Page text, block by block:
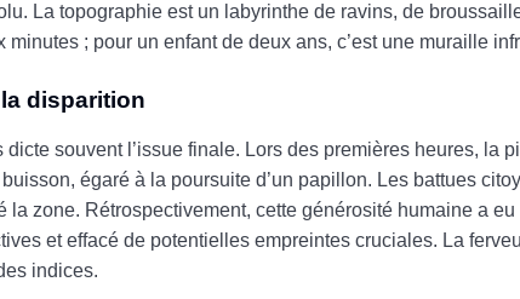
La topographie est un labyrinthe de ravins, de
minutes ; pour un enfant de deux ans, c’est une muraille
disparition
dicte souvent l’issue finale. Lors des premières heures, la
égaré à la poursuite d’un papillon. Les battues
la zone. Rétrospectivement, cette générosité humaine a
et effacé de potentielles empreintes cruciales. La
indices.